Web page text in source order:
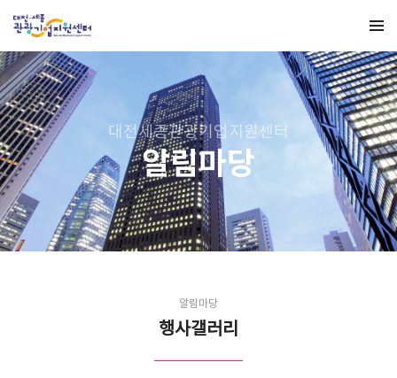
대전세종관광기업지원센터
알림마당
알림마당
행사갤러리